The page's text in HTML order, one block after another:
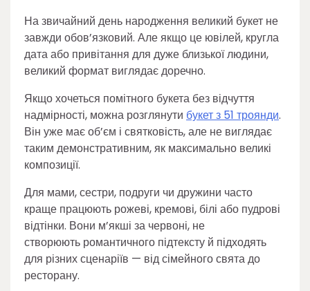
На звичайний день народження великий букет не
завжди обов’язковий. Але якщо це ювілей, кругла
дата або привітання для дуже близької людини,
великий формат виглядає доречно.
Якщо хочеться помітного букета без відчуття
надмірності, можна розглянути букет з 51 троянди.
Він уже має об’єм і святковість, але не виглядає
таким демонстративним, як максимально великі
композиції.
Для мами, сестри, подруги чи дружини часто
краще працюють рожеві, кремові, білі або пудрові
відтінки. Вони м’якші за червоні, не
створюють романтичного підтексту й підходять
для різних сценаріїв — від сімейного свята до
ресторану.